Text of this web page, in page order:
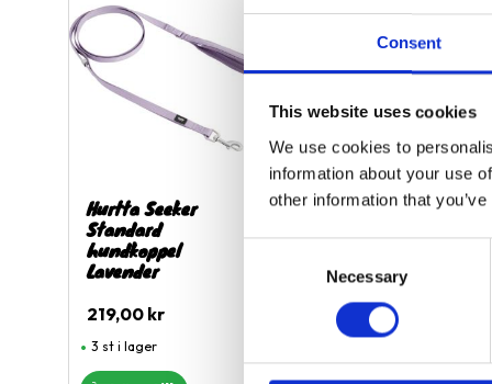
Consent
This website uses cookies
We use cookies to
information about your use
other information that
Necessary
Hurtta Seeker
Standard
hundkoppel
Lavender
219,00 kr
3 st i lager
Hurtta Seeker
219,00kr